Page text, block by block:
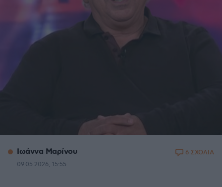
Ιωάννα Μαρίνου
09.05.2026, 15:55
6 ΣΧΟΛΙΑ